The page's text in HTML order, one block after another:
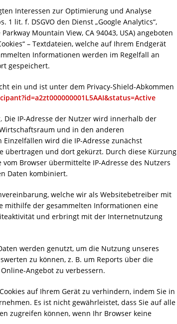
Interessen zur Optimierung und Analyse
lit. f. DSGVO den Dienst „Google Analytics“,
Mountain View, CA 94043, USA) angeboten
– Textdateien, welche auf Ihrem Endgerät
Informationen werden im Regelfall an
gespeichert.
ein und ist unter dem Privacy-Shield-Abkommen
Die IP-Adresse der Nutzer wird innerhalb der
und in den anderen
wird die IP-Adresse zunächst
übertragen und dort gekürzt. Durch diese Kürzung
Browser übermittelte IP-Adresse des Nutzers
Daten kombiniert.
welche wir als Websitebetreiber mit
mithilfe der gesammelten Informationen eine
und erbringt mit der Internetnutzung
werden genutzt, um die Nutzung unseres
zu können, z. B. um Reports über die
Angebot zu verbessern.
auf Ihrem Gerät zu verhindern, indem Sie in
Es ist nicht gewährleistet, dass Sie auf alle
zugreifen können, wenn Ihr Browser keine